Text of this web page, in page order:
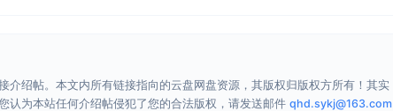
介绍帖。本文内所有链接指向的云盘网盘资源，其版权归版权方所有！其实
认为本站任何介绍帖侵犯了您的合法版权，请发送邮件 qhd.sykj@163.com